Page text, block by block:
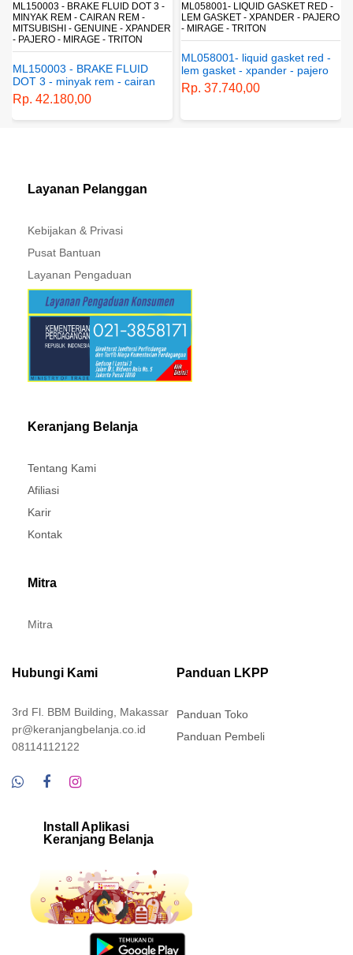
ML150003 - BRAKE FLUID DOT 3 -
MINYAK REM - CAIRAN REM -
MITSUBISHI - GENUINE - XPANDER
- PAJERO - MIRAGE - TRITON
ML150003 - BRAKE FLUID
DOT 3 - minyak rem - cairan
rem - mitsubishi - genuine -
xpander - pajero - mirage -
triton
Rp. 42.180,00
ML058001- LIQUID GASKET RED -
LEM GASKET - XPANDER - PAJERO
- MIRAGE - TRITON
ML058001- liquid gasket red -
lem gasket - xpander - pajero
- mirage - triton
Rp. 37.740,00
Layanan Pelanggan
Kebijakan & Privasi
Pusat Bantuan
Layanan Pengaduan
Keranjang Belanja
Tentang Kami
Afiliasi
Karir
Kontak
Mitra
Mitra
Hubungi Kami
3rd Fl. BBM Building, Makassar
pr@keranjangbelanja.co.id
08114112122
Panduan LKPP
Panduan Toko
Panduan Pembeli
Install Aplikasi
Keranjang Belanja